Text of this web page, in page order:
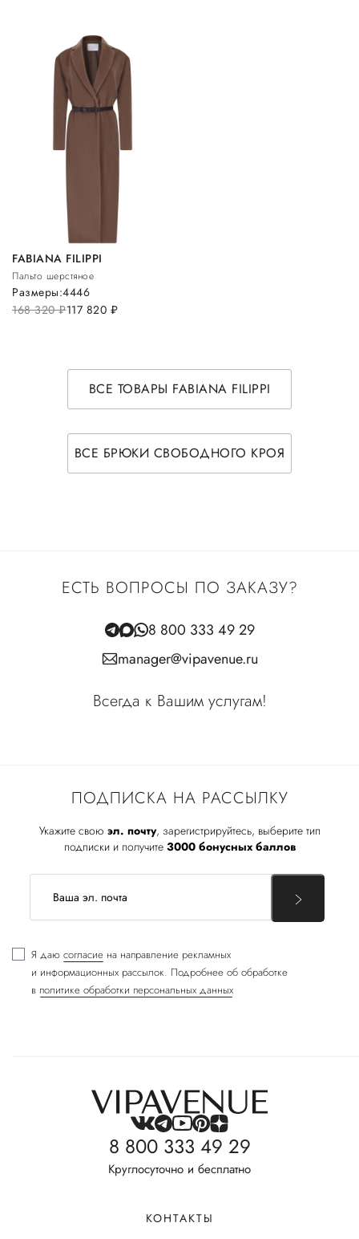
FABIANA FILIPPI
Пальто шерстяное
168 320руб.117 820 руб.
Размеры:4446
ВСЕ ТОВАРЫ FABIANA FILIPPI
ВСЕ БРЮКИ СВОБОДНОГО КРОЯ
ПОДПИСКА НА РАССЫЛКУ
Укажите свою эл. почту, зарегистрируйтесь, выберите тип
подписки и получите 3000 бонусных баллов
Я даю согласие на направление рекламных
и информационных рассылок. Подробнее об обработке
в политике обработки персональных данных
ЕСТЬ ВОПРОСЫ ПО ЗАКАЗУ?
8 800 333 49 29
manager@vipavenue.ru
Всегда к Вашим услугам!
8 800 333 49 29
Круглосуточно и бесплатно
КОНТАКТЫ